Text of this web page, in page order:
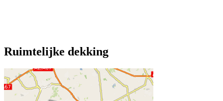
Ruimtelijke dekking